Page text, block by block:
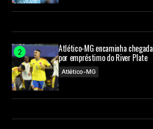
Atlético-MG encaminha
por empréstimo do River Plate
Atlético-MG